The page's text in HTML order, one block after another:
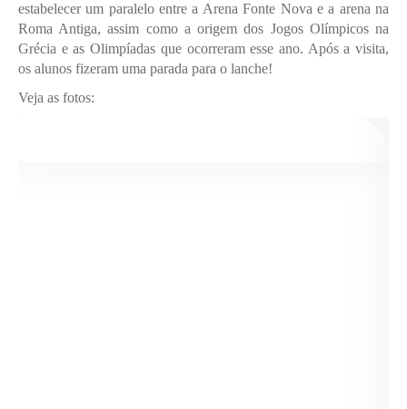
estabelecer um paralelo entre a Arena Fonte Nova e a arena na
Roma Antiga, assim como a origem dos Jogos Olímpicos na
Grécia e as Olimpíadas que ocorreram esse ano. Após a visita,
os alunos fizeram uma parada para o lanche!
Veja as fotos: